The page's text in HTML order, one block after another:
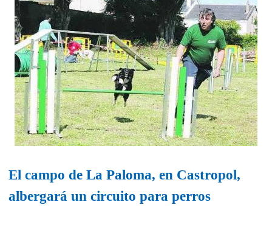
El campo de La Paloma, en Castropol,
albergará un circuito para perros